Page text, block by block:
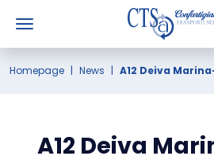
Homepage News A12 Deiva Marina-Sestri Levante e viceversa. Riduzione
A12 Deiva